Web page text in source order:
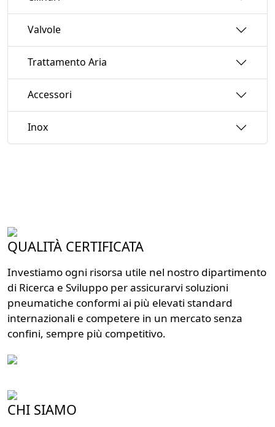
Valvole
Trattamento Aria
Accessori
Inox
QUALITÀ CERTIFICATA
Investiamo ogni risorsa utile nel nostro dipartimento
di Ricerca e Sviluppo per assicurarvi soluzioni
pneumatiche conformi ai più elevati standard
internazionali e competere in un mercato senza
confini, sempre più competitivo.
CHI SIAMO